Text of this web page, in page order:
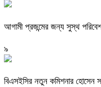
আগামী প্রজন্মের জন্য সুস্থ পরিবেশ
৯
বিএসইসির নতুন কমিশনার হোসেন